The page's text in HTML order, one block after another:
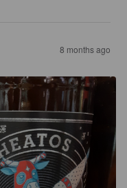
8 months ago